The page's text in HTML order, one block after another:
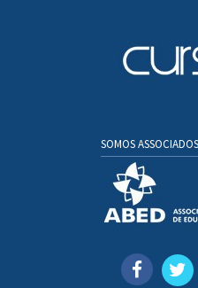
SOMOS ASSOCIADOS